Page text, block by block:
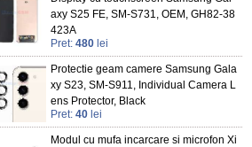
axy S25 FE, SM-S731, OEM, GH82-38
423A
Pret: 480 lei
Protectie geam camere Samsung Gala
xy S23, SM-S911, Individual Camera L
ens Protector, Black
Pret: 40 lei
Modul cu mufa incarcare si microfon Xi